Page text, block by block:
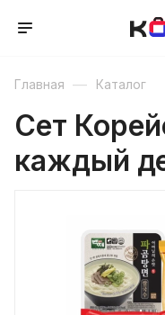
Главная — Каталог
Cет
каждый